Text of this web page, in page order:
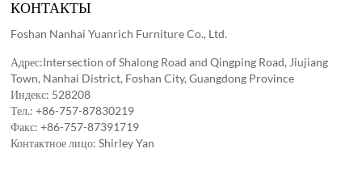
КОНТАКТЫ
Foshan Nanhai Yuanrich Furniture Co., Ltd.
Адрес:Intersection of Shalong Road and Qingping Road, Jiujiang
Town, Nanhai District, Foshan City, Guangdong Province
Индекс: 528208
Тел.:+86-757-87830219
Факс: +86-757-87391719
Контактное лицо: Shirley Yan